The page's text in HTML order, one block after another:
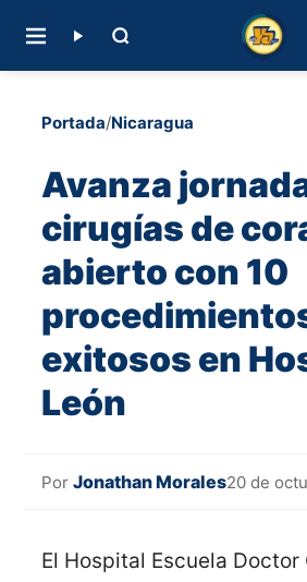
Portada/Nicaragua
Avanza
cirugías de
abierto con 10
exitosos en
León
Por Jonathan Morales20 de
El Hospital Escuela Doctor